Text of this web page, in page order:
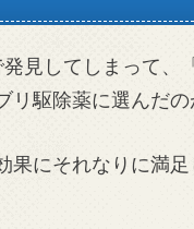
見してしまって、
リ駆除薬に選んだ
果にそれなりに満